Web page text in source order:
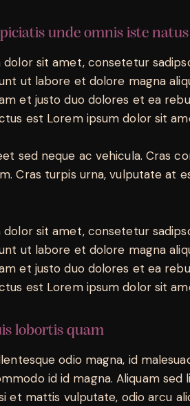
unde omnis iste
dolor sit amet, consetetur
ut labore et dolore magna
et justo duo dolores et ea
est Lorem ipsum dolor sit
sed neque ac vehicula. Cras
Cras turpis urna, vulputate at
dolor sit amet, consetetur
ut labore et dolore magna
et justo duo dolores et ea
est Lorem ipsum dolor sit
lobortis quam
odio magna, id
id id magna. Aliquam
et mattis vulputate, odio arcu